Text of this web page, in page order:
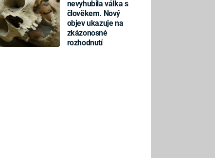
nevyhubila válka s
člověkem. Nový
objev ukazuje na
zkázonosné
rozhodnutí